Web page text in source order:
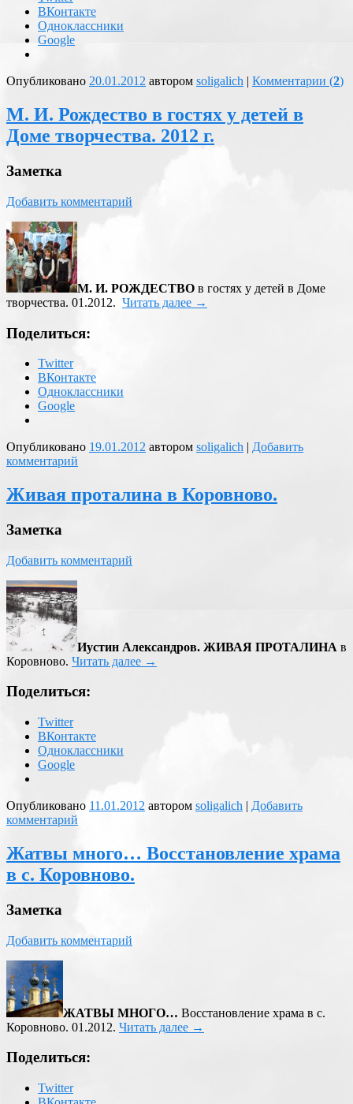
ВКонтакте
Одноклассники
Google
Опубликовано 20.01.2012 автором soligalich | Комментарии (2)
М. И. Рождество в гостях у детей в
Доме творчества. 2012 г.
Заметка
Добавить комментарий
М. И. РОЖДЕСТВО в гостях у детей в Доме
творчества. 01.2012. Читать далее →
Поделиться:
Twitter
ВКонтакте
Одноклассники
Google
Опубликовано 19.01.2012 автором soligalich | Добавить
комментарий
Живая проталина в Коровново.
Заметка
Добавить комментарий
Иустин Александров. ЖИВАЯ ПРОТАЛИНА в
Коровново. Читать далее →
Поделиться:
Twitter
ВКонтакте
Одноклассники
Google
Опубликовано 11.01.2012 автором soligalich | Добавить
комментарий
Жатвы много… Восстановление храма
в с. Коровново.
Заметка
Добавить комментарий
ЖАТВЫ МНОГО… Восстановление храма в с.
Коровново. 01.2012. Читать далее →
Поделиться:
Twitter